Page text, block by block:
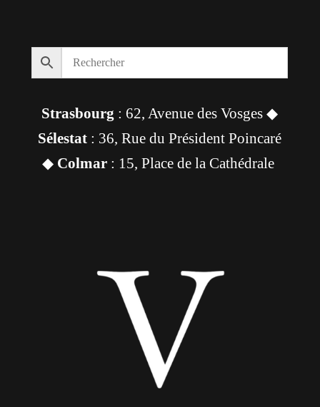
Strasbourg : 62, Avenue des Vosges ◆
Sélestat : 36, Rue du Président Poincaré
◆ Colmar: 15, Place de la Cathédrale